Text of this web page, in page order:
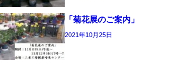
「菊花展のご案内」
2021年10月25日